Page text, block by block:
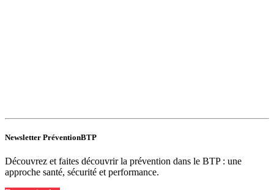
Newsletter PréventionBTP
Découvrez et faites découvrir la prévention dans le BTP : une
approche santé, sécurité et performance.